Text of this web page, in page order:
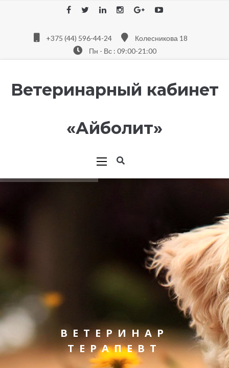
+375 (44) 596-44-24
Колесникова 18
Пн - Вс : 09:00-21:00
Ветеринарный кабинет
«Айболит»
ВЕТЕРИНАР
ТЕРАПЕВТ